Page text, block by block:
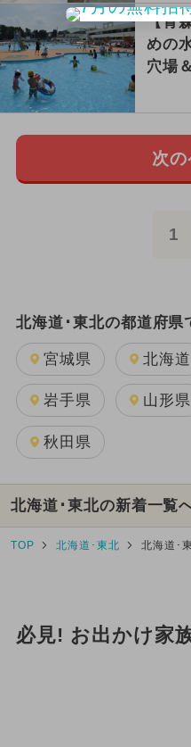
【青
めの
穴場
次
1
北海道･東北の都道府県
宮城県 北海道
岩手県 山形県
秋田県
北海道･東北の新着一覧
TOP 北海道･東北 北海道･
必見! お出かけ家